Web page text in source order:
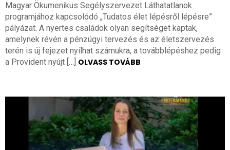
Magyar Ökumenikus Segélyszervezet Láthatatlanok
programjához kapcsolódó „Tudatos élet lépésről lépésre”
pályázat. A nyertes családok olyan segítséget kaptak,
amelynek révén a pénzügyi tervezés és az életszervezés
terén is új fejezet nyílhat számukra, a továbblépéshez pedig
a Provident nyújt […] OLVASS TOVÁBB